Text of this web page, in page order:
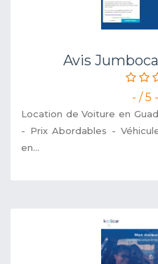
Avis
- / 5 -
Location de Voiture en
- Prix Abordables -
en...